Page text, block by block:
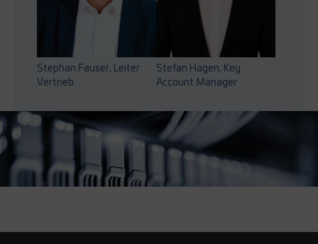
Stephan Fauser, Leiter
Vertrieb
Stefan Hagen, Key
Account Manager
Show larger version for: